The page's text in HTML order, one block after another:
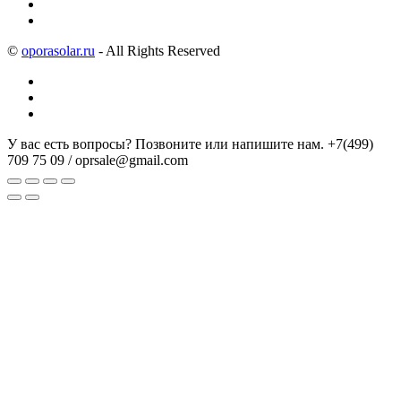
© oporasolar.ru - All Rights Reserved
У вас есть вопросы? Позвоните или напишите нам. +7(499)
709 75 09 / oprsale@gmail.com